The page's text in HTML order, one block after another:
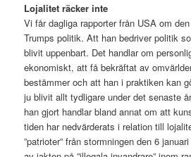
Lojalitet räcker inte
Vi får dagliga rapporter från USA om
Trumps politik. Att han bedriver politik
blivit uppenbart. Det handlar om
ekonomiskt, att få bekräftat av
bestämmer och att han i praktiken kan
ju blivit allt tydligare under det senaste
han gjort handlar bland annat om att
tiden har nedvärderats i relation till
”patrioter” från stormningen den 6